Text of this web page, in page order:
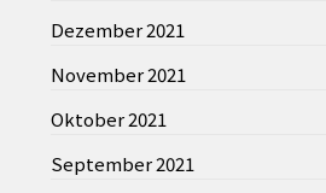
Dezember 2021
November 2021
Oktober 2021
September 2021